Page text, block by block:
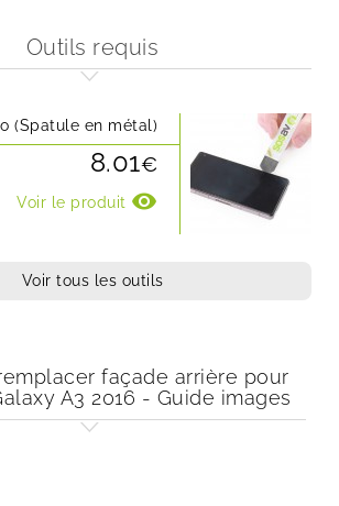
Outils requis
(Spatule en métal)
8.01€
Voir le produit visibility
Voir tous les outils
façade arrière pour
A3 2016 - Guide images